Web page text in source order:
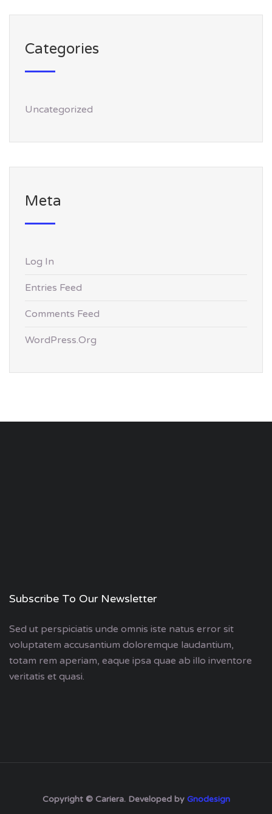
Categories
Uncategorized
Meta
Log In
Entries Feed
Comments Feed
WordPress.org
Subscribe To Our Newsletter
Sed ut perspiciatis unde omnis iste natus error sit
voluptatem accusantium doloremque laudantium,
totam rem aperiam, eaque ipsa quae ab illo inventore
veritatis et quasi.
Copyright © Cariera. Developed by Gnodesign